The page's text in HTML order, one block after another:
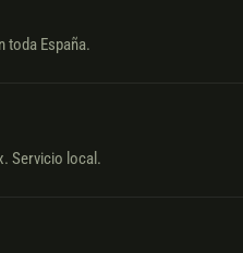
toda España.
Servicio local.